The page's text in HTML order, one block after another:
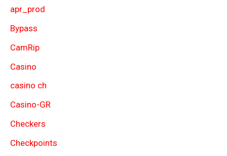
apr_prod
Bypass
CamRip
Casino
casino ch
Casino-GR
Checkers
Checkpoints